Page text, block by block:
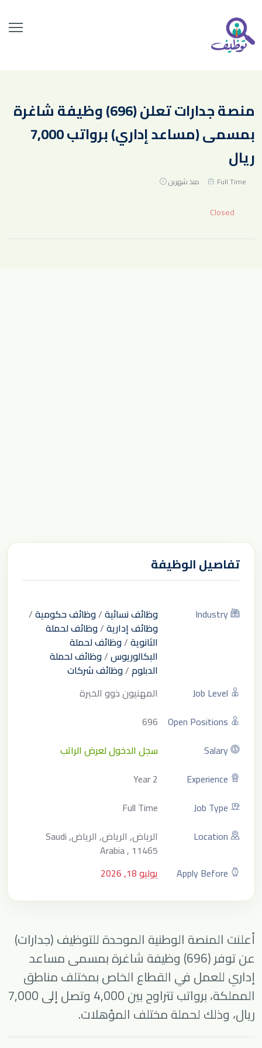
منصة جدارات تعلن (696) وظيفة شاغرة
بمسمى (مساعد إداري) برواتب 7,000
ريال
Full Time منذ شهرين
Closed
تفاصيل الوظيفة
Industry وظائف نسائية/وظائف حكومية/
وظائف إدارية/وظائف لحملة
الثانوية/وظائف لحملة
البكالوريوس/وظائف لحملة
الدبلوم/وظائف شركات
Job Level
المهنيون ذوو الخبرة
Open Positions
696
Salary
سجل الدخول لعرض الراتب
Experience
2 Year
Job Type
Full Time
Location
الرياض, الرياض, الرياض, Saudi
Arabia , 11465
Apply Before
يوليو 18, 2026
أعلنت المنصة الوطنية الموحدة للتوظيف (جدارات)
عن توفر (696) وظيفة شاغرة بمسمى مساعد
إداري للعمل في القطاع الخاص بمختلف مناطق
المملكة، برواتب تتراوح بين 4,000 وتصل إلى 7,000
ريال، وذلك لحملة مختلف المؤهلات.